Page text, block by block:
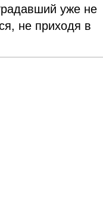
уже не
не приходя в